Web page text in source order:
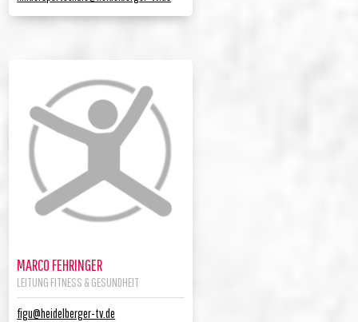
MARCO FEHRINGER
LEITUNG FITNESS & GESUNDHEIT
figu@heidelberger-tv.de